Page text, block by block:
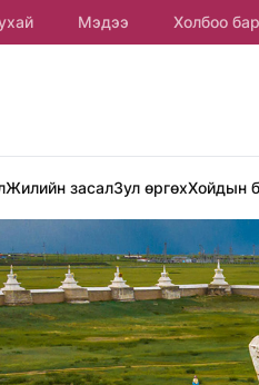
Мэдээ Холбоо
Жилийн засалЗул өргөхХойдын